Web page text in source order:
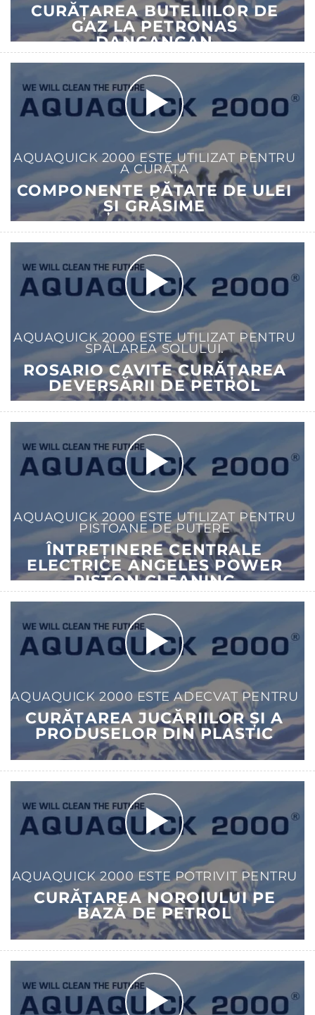
CURĂȚAREA BUTELIILOR DE
GAZ LA PETRONAS
DANGANGAN
AQUAQUICK 2000 ESTE UTILIZAT PENTRU
A CURĂȚA
COMPONENTE PĂTATE DE ULEI
ȘI GRĂSIME
AQUAQUICK 2000 ESTE UTILIZAT PENTRU
SPĂLAREA SOLULUI.
ROSARIO CAVITE CURĂȚAREA
DEVERSĂRII DE PETROL
AQUAQUICK 2000 ESTE UTILIZAT PENTRU
PISTOANE DE PUTERE
ÎNTREȚINERE CENTRALE
ELECTRICE ANGELES POWER
PISTON CLEANING
AQUAQUICK 2000 ESTE ADECVAT PENTRU
CURĂȚAREA JUCĂRIILOR ȘI A
PRODUSELOR DIN PLASTIC
AQUAQUICK 2000 ESTE POTRIVIT PENTRU
CURĂȚAREA NOROIULUI PE
BAZĂ DE PETROL